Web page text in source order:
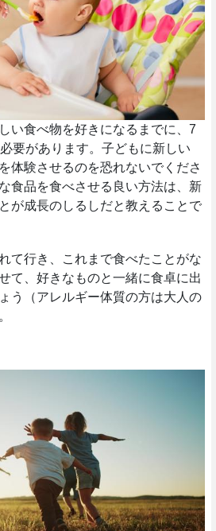
い食べ物を好きになるまでに、7
要があります。子どもに新しい
体験させるのを恐れないでくださ
食品を食べさせる良い方法は、新
が成長のしるしだと教えることで
て行き、これまで食べたことがな
て、好きなものと一緒に食卓に出
う（アレルギー体質の方は大人の